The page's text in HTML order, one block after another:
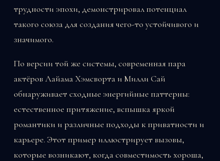
трудности эпохи, демонстрировал потенциал
такого союза для создания чего-то устойчивого и
значимого.
По версии той же системы, современная пара
актёров Лайама Хэмсворта и Милли Сай
обнаруживает сходные энергийные паттерны:
естественное притяжение, вспышка яркой
романтики и различные подходы к приватности и
карьере. Этот пример иллюстрирует вызовы,
которые возникают, когда совместимость хороша,